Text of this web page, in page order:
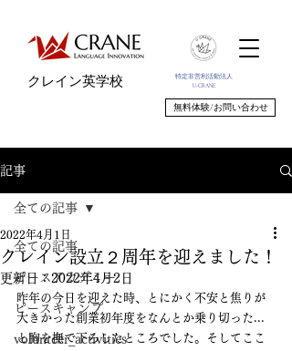
特定非営利活動法人
U-CRANE
クレイン英学校
無料体験/お問い合わせ
記事
全ての記事
ピースアカデミー
ピースキャンプ
volunteer_activities
全ての記事
クレイン設立２周年を迎えました！
2022年4月1日
更新日：2022年4月2日
昨年の今日を迎えた時、とにかく不安と焦りが
大きかった創業初年度をなんとか乗り切った...
と胸を撫で下ろしたところでした。そしてここ